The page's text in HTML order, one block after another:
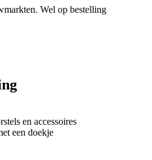
Wel op bestelling
en accessoires
een doekje